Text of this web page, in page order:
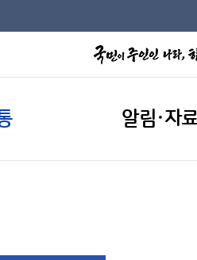
알림·자